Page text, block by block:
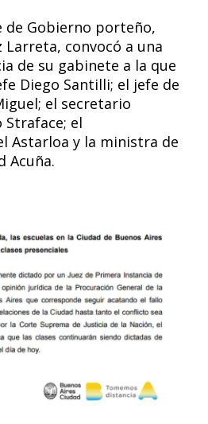
de Gobierno porteño,
Larreta, convocó a una
de su gabinete a la que
Diego Santilli; el jefe de
el secretario
Straface; el
Astarloa y la ministra de
Acuña.